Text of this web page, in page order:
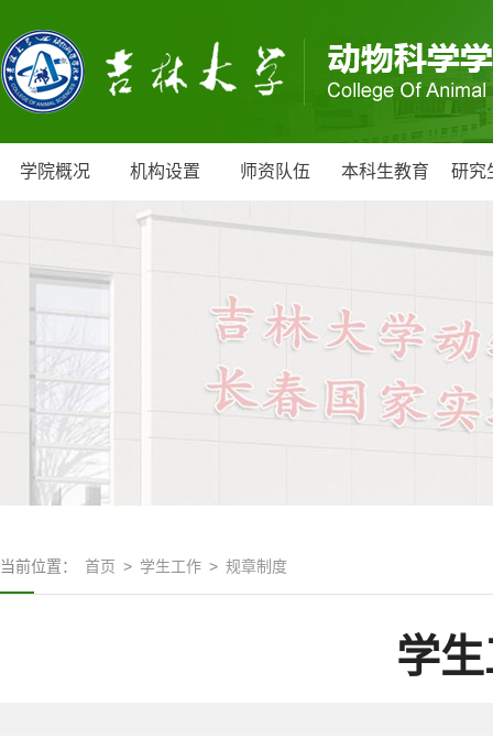
学院概况 机构设置 师资队伍 本科生教育 研究
当前位置： 首页 > 学生工作 > 规章制度
学